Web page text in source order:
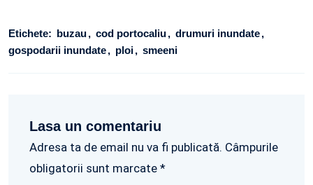
Etichete: buzau cod portocaliu drumuri inundate
gospodarii inundate ploi smeeni
Lasa un comentariu
Adresa ta de email nu va fi publicată. Câmpurile
obligatorii sunt marcate *